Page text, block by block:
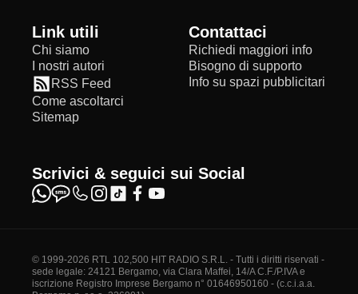
Link utili
Chi siamo
I nostri autori
RSS Feed
Come ascoltarci
Sitemap
Contattaci
Richiedi maggiori info
Bisogno di supporto
Info su spazi pubblicitari
Scrivici & seguici sui Social
© 1999-2026 RTL 102,500 HIT RADIO S.R.L. - Tutti i diritti riservati -
sede legale: 24121 Bergamo, via Clara Maffei, 14/A C.F./P.IVA e
iscrizione Registro Imprese Bergamo n° 01646950160 - (c.c.i.a.a.